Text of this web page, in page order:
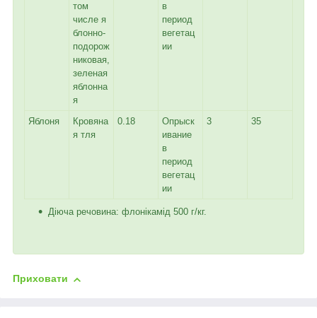
том
числе я
блонно-
подорож
никовая,
зеленая
яблонна
я
в
период
вегетац
ии
Яблоня
Кровяна
я тля
0.18
Опрыск
ивание
в
период
вегетац
ии
3 35
Діюча речовина: флонікамід 500 г/кг.
Приховати